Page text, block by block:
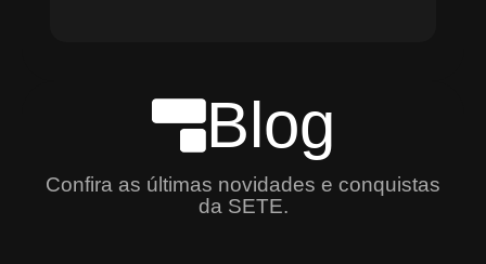
Blog
Confira as últimas novidades e conquistas
da SETE.